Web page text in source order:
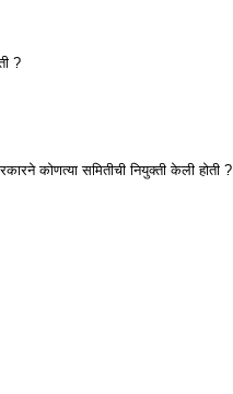
?
कोणत्या समितीची नियुक्ती केली होती ?